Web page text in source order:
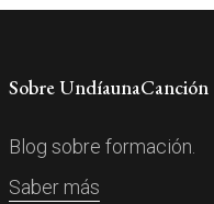
Sobre UndíaunaCanción
Blog sobre formación.
Saber más